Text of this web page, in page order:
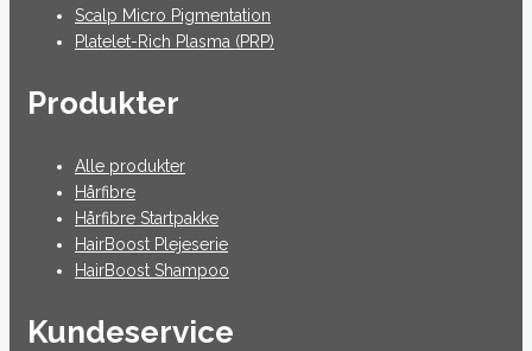
Scalp Micro Pigmentation
Platelet-Rich Plasma (PRP)
Produkter
Alle produkter
Hårfibre
Hårfibre Startpakke
HairBoost Plejeserie
HairBoost Shampoo
Kundeservice